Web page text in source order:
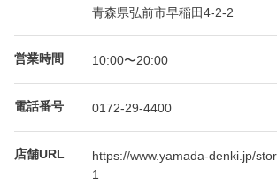
青森県弘前市早稲田4-2-2
営業時間 10:00〜20:00
電話番号 0172-29-4400
店舗URL
https://www.yamada-denki.jp/
1